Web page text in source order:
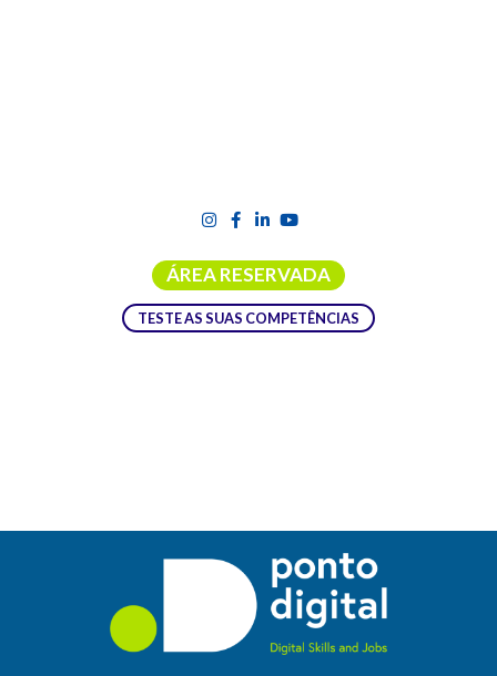
ÁREA RESERVADA
TESTE AS SUAS COMPETÊNCIAS
RELATÓRIO SOBRE O ESTADO DA
DÉCADA DIGITAL DE 2026 MOSTRA